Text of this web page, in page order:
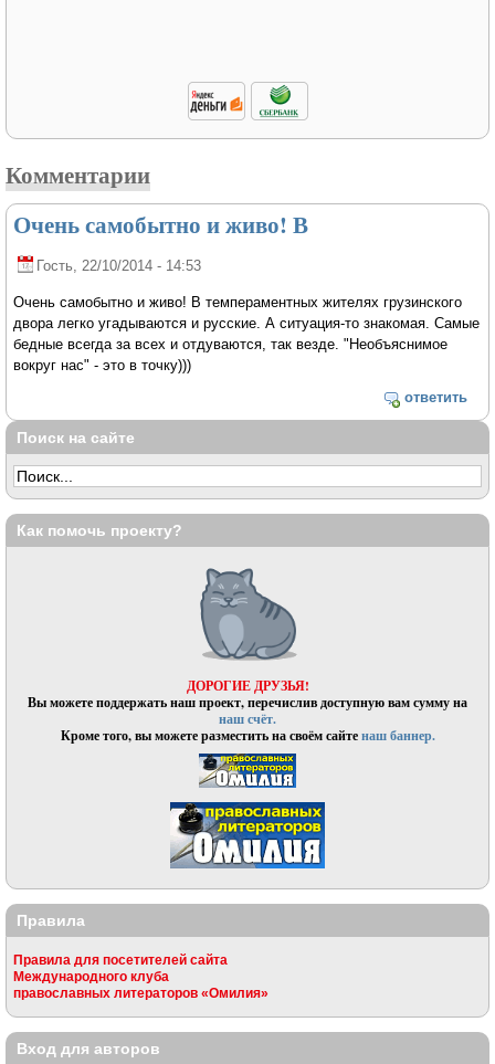
Комментарии
Очень самобытно и живо! В
Гость, 22/10/2014 - 14:53
Очень самобытно и живо! В темпераментных жителях грузинского
двора легко угадываются и русские. А ситуация-то знакомая. Самые
бедные всегда за всех и отдуваются, так везде. "Необъяснимое
вокруг нас" - это в точку)))
ответить
Поиск на сайте
Как помочь проекту?
ДОРОГИЕ ДРУЗЬЯ!
Вы можете поддержать наш проект, перечислив доступную вам сумму на
наш счёт.
Кроме того, вы можете разместить на своём сайтенаш баннер.
Правила
Правила для посетителей сайта
Международного клуба
православных литераторов «Омилия»
Вход для авторов